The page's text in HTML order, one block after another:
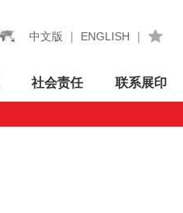
中文版 ｜ ENGLISH ｜
社会责任 联系展印